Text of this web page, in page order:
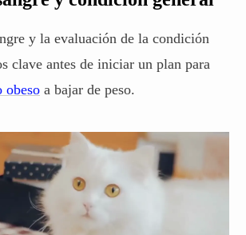
y la evaluación de la condición
clave antes de iniciar un plan para
obeso a bajar de peso.